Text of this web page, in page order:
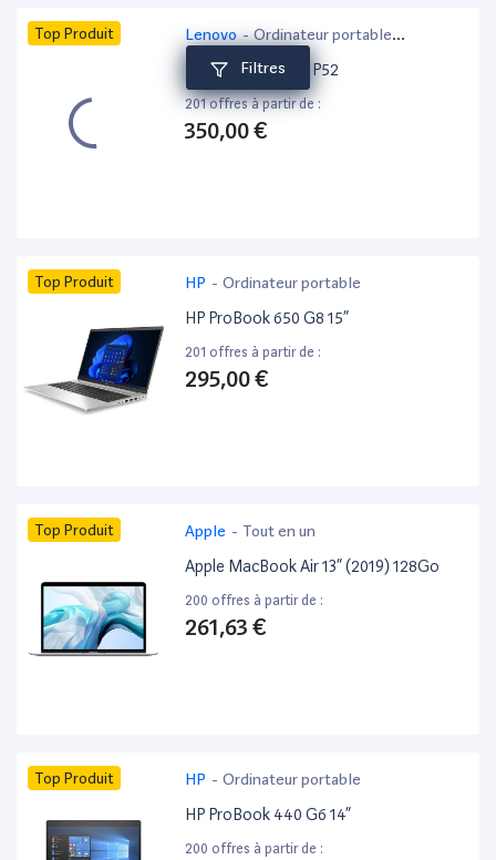
Filtres
Top Produit Lenovo- Ordinateur portable
bureautique
Lenovo ThinkPad P52
201 offres à partir de :
350,00 €
Top Produit HP - Ordinateur portable
HP ProBook 650 G8 15”
201 offres à partir de :
295,00 €
Top Produit Apple - Tout en un
Apple MacBook Air 13” (2019) 128Go
200 offres à partir de :
261,63 €
Top Produit HP - Ordinateur portable
HP ProBook 440 G6 14”
200 offres à partir de :